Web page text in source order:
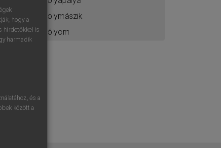
solymászik
sólyom
hogy a
hirdetőkkel is
harmadik
és a
között a